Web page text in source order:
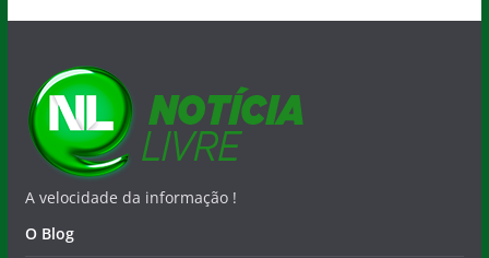
A velocidade da informação !
O Blog